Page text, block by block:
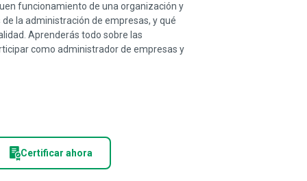
funcionamiento de una organización y
la administración de empresas, y qué
Aprenderás todo sobre las
como administrador de empresas y
Certificar ahora